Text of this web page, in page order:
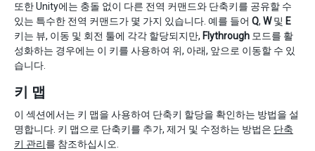
또한 Unity에는 충돌 없이 다른 전역 커맨드와 단축키를 공유할 수
있는 특수한 전역 커맨드가 몇 가지 있습니다. 예를 들어 Q, W및 E
키는 뷰, 이동 및 회전 툴에 각각 할당되지만, Flythrough 모드를 활
성화하는 경우에는 이 키를 사용하여 위, 아래, 앞으로 이동할 수 있
습니다.
키 맵
이 섹션에서는 키 맵을 사용하여 단축키 할당을 확인하는 방법을 설
명합니다. 키 맵으로 단축키를 추가, 제거 및 수정하는 방법은 단축
키 관리를 참조하십시오.